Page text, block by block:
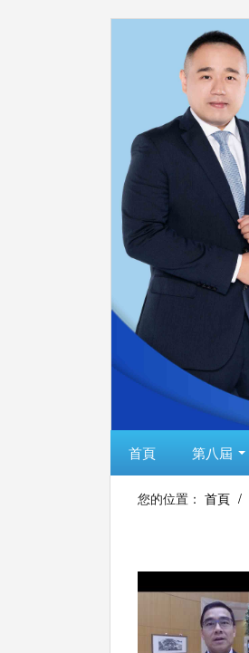
首頁 第八屆
您的位置： 首頁 /